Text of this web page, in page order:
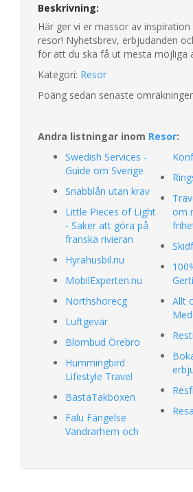
Beskrivning:
Här ger vi er massor av
resor! Nyhetsbrev, erbjudanden
för att du ska få ut mesta möjliga
Kategori: Resor
Poäng sedan senaste
Andra listningar inom Resor:
Swedish Services -
Guide om Sverige
Snabblån utan krav
Little Pieces of Light
- Saker att göra på
franska rivieran
Hyrahusbil.nu
MobilExperten.nu
Northshorecg
Luftgevär
Blombud Örebro
Hummingbird
Lifestyle Travel
BästaTakboxen
Falu Fängelse
Vandrarhem och
om
Allt